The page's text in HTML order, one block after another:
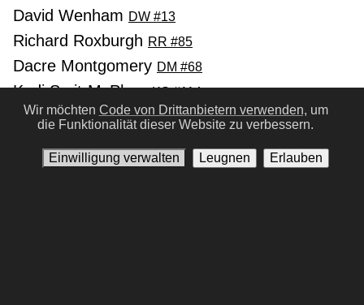
David Wenham DW #13
Richard Roxburgh RR #85
Dacre Montgomery DM #68
Kodi Smit-McPheeKS #114
Xavier SamuelXS #6
Wir möchten Code von Drittanbietern verwenden, um
die Funktionalität dieser Website zu verbessern.
Einwilligung verwalten Leugnen Erlauben